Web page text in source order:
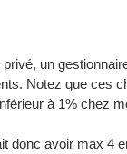
un
Notez que ces
à 1% chez
donc avoir max 4